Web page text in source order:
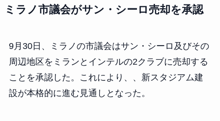
ミラノ市議会がサン・シーロ売却を承認
9月30日、ミラノの市議会はサン・シーロ及びその
周辺地区をミランとインテルの2クラブに売却する
ことを承認した。これにより、、新スタジアム建
設が本格的に進む見通しとなった。